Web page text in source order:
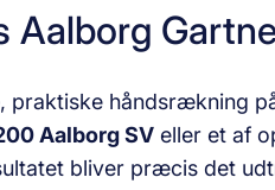
Aalborg
praktiske håndsrækning
Aalborg SVeller et af
bliver præcis det